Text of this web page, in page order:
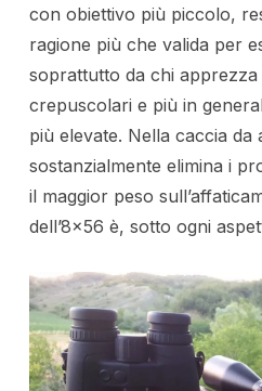
con obiettivo più piccolo,
ragione più che valida per
soprattutto da chi apprezza
crepuscolari e più in
più elevate. Nella caccia da
sostanzialmente elimina i
il maggior peso
dell’8×56 è, sotto ogni